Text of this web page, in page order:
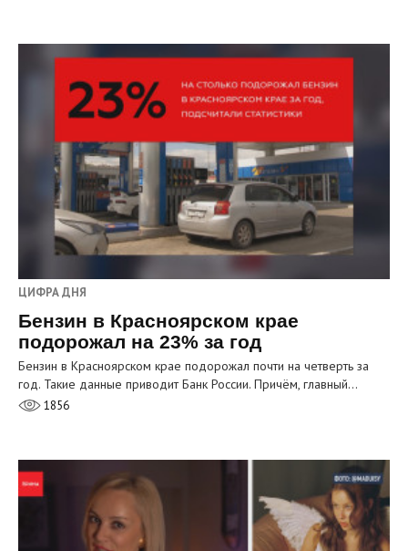
ЦИФРА ДНЯ
Бензин в Красноярском крае
подорожал на 23% за год
Бензин в Красноярском крае подорожал почти на четверть за
год. Такие данные приводит Банк России. Причём, главный…
1856